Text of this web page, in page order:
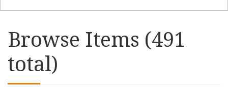
Browse Items (491
total)